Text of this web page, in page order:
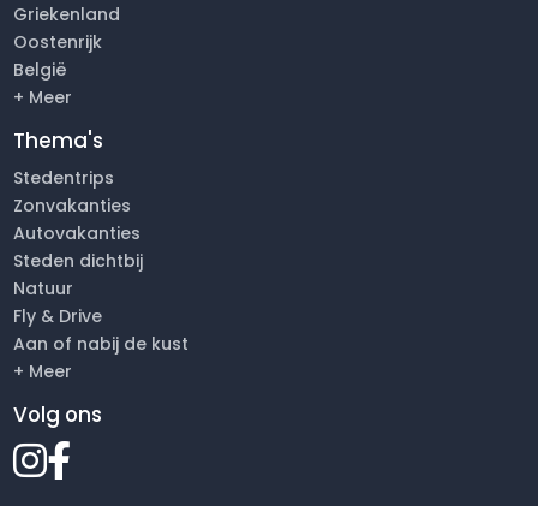
Griekenland
Oostenrijk
België
+ Meer
Thema's
Stedentrips
Zonvakanties
Autovakanties
Steden dichtbij
Natuur
Fly & Drive
Aan of nabij de kust
+ Meer
Volg ons